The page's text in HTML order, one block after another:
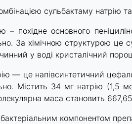
сульбактаму натрію
– похідне основного
За хімічною структурою це
у воді кристалічний
— це напівсинтетичний
Містить 34 мг натрію (1,5
маса становить
компонентом